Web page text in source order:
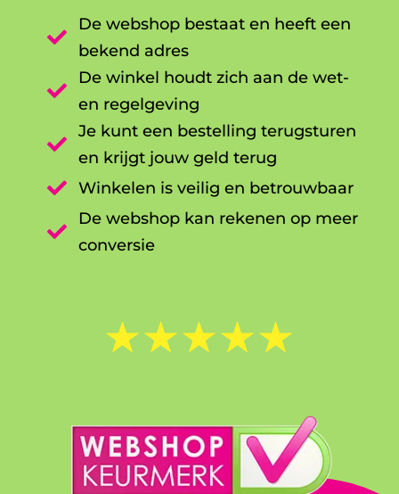

De webshop bestaat en heeft een
bekend adres

De winkel houdt zich aan de wet-
en regelgeving

Je kunt een bestelling terugsturen
en krijgt jouw geld terug

Winkelen is veilig en betrouwbaar

De webshop kan rekenen op meer
conversie
☆☆☆☆☆